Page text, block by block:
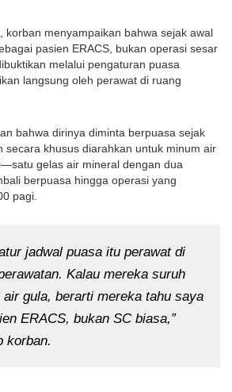
korban menyampaikan bahwa sejak awal
pasien ERACS, bukan operasi sesar
melalui pengaturan puasa
langsung oleh perawat di ruang
bahwa dirinya diminta berpuasa sejak
secara khusus diarahkan untuk minum air
gelas air mineral dengan dua
berpuasa hingga operasi yang
pagi.
jadwal puasa itu perawat di
Kalau mereka suruh
air gula, berarti mereka tahu saya
ERACS, bukan SC biasa,”
korban.